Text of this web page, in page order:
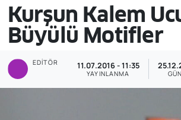
Kurşun Kalem
Büyülü Motifler
EDITÖR 11.07.2016 - 11:35
YAYINLANMA
Asayiş
Bilim ve Teknoloji
Tüm Manşetler
Son Dakika Haberleri
Haber Arşivi